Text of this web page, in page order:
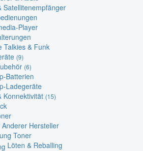
Satellitenempfänger
Player
Talkies & Funk
(9)
(6)
Batterien
Ladegeräte
Konnektivität (15)
Anderer Hersteller
Toner
Löten & Reballing